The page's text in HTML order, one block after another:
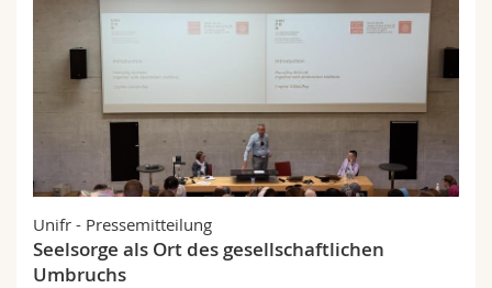
Unifr - Pressemitteilung
Seelsorge als Ort des gesellschaftlichen
Umbruchs